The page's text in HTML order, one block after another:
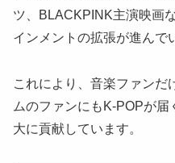
ツ、BLACKPINK主演映画
インメントの拡張が進んで
これにより、音楽ファンだ
ムのファンにもK-POPが
大に貢献しています。